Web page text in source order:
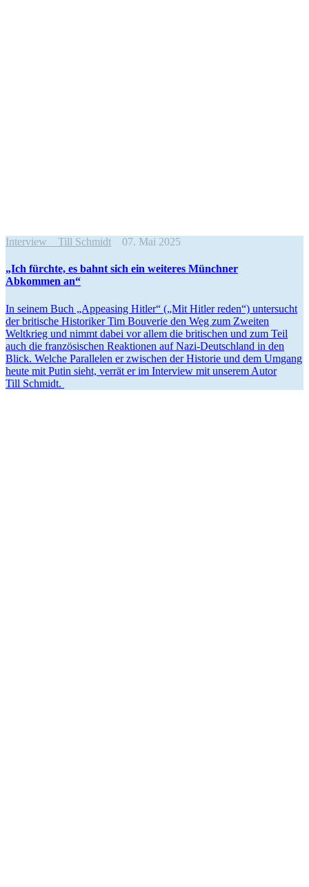
Interview Till Schmidt 07. Mai 2025
„Ich fürchte, es bahnt sich ein weiteres Münchner
Abkommen an“
In seinem Buch „Appeasing Hitler“ („Mit Hitler reden“) unter­sucht
der britische Histo­riker Tim Bouverie den Weg zum Zweiten
Weltkrieg und nimmt dabei vor allem die briti­schen und zum Teil
auch die franzö­si­schen Reaktionen auf Nazi-Deutschland in den
Blick. Welche Paral­lelen er zwischen der Historie und dem Umgang
heute mit Putin sieht, verrät er im Interview mit unserem Autor
Till Schmidt.